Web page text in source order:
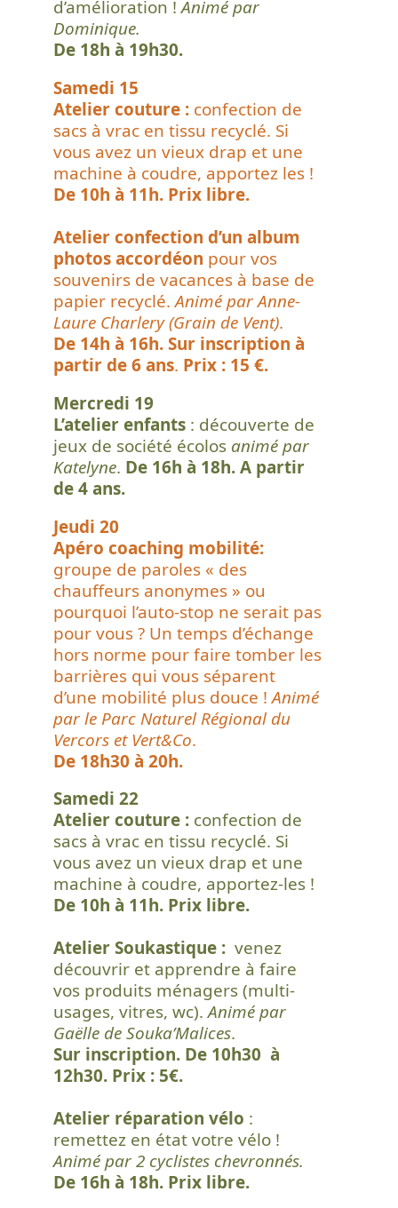
d’amélioration !Animé par
Dominique.
De 18h à 19h30.
Samedi 15
Atelier couture : confection de
sacs à vrac en tissu recyclé. Si
vous avez un vieux drap et une
machine à coudre, apportez les !
De 10h à 11h. Prix libre.
Atelier confection d’un album
photos accordéon pour vos
souvenirs de vacances à base de
papier recyclé.Animé par Anne-
Laure Charlery (Grain de Vent).
De 14h à 16h. Sur inscription à
partir de 6 ans. Prix : 15 €.
Mercredi 19
L’atelier enfants : découverte de
jeux de société écolos animé par
Katelyne. De 16h à 18h. A partir
de 4 ans.
Jeudi 20
Apéro coaching mobilité:
groupe de paroles « des
chauffeurs anonymes » ou
pourquoi l’auto-stop ne serait pas
pour vous ? Un temps d’échange
hors norme pour faire tomber les
barrières qui vous séparent
d’une mobilité plus douce !Animé
par le Parc Naturel Régional du
Vercors et Vert&Co.
De 18h30 à 20h.
Samedi 22
Atelier couture : confection de
sacs à vrac en tissu recyclé. Si
vous avez un vieux drap et une
machine à coudre, apportez-les !
De 10h à 11h. Prix libre.
Atelier Soukastique : venez
découvrir et apprendre à faire
vos produits ménagers (multi-
usages, vitres, wc).Animé par
Gaëlle de Souka’Malices.
Sur inscription. De 10h30 à
12h30. Prix : 5€.
Atelier réparation vélo :
remettez en état votre vélo !
Animé par 2 cyclistes chevronnés.
De 16h à 18h. Prix libre.